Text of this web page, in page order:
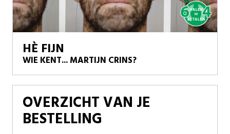
HÈ FIJN
WIE KENT... MARTIJN CRINS?
OVERZICHT VAN JE
BESTELLING